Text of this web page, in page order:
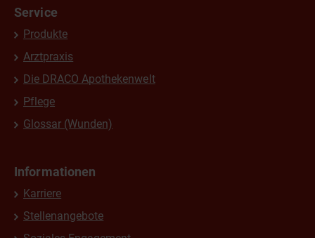
Service
Produkte
Arztpraxis
Die DRACO Apothekenwelt
Pflege
Glossar (Wunden)
Informationen
Karriere
Stellenangebote